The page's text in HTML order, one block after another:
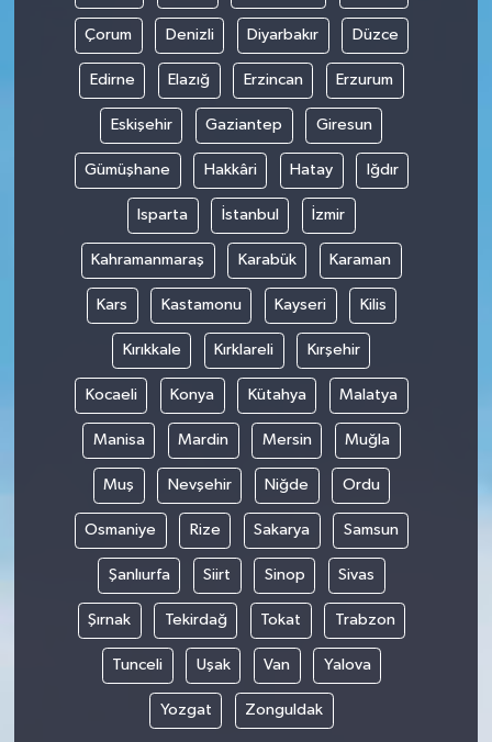
Çorum Denizli Diyarbakır Düzce
Edirne Elazığ Erzincan Erzurum
Eskişehir Gaziantep Giresun
Gümüşhane Hakkâri Hatay Iğdır
Isparta İstanbul İzmir
Kahramanmaraş Karabük Karaman
Kars Kastamonu Kayseri Kilis
Kırıkkale Kırklareli Kırşehir
Kocaeli Konya Kütahya Malatya
Manisa Mardin Mersin Muğla
Muş Nevşehir Niğde Ordu
Osmaniye Rize Sakarya Samsun
Şanlıurfa Siirt Sinop Sivas
Şırnak Tekirdağ Tokat Trabzon
Tunceli Uşak Van Yalova
Yozgat Zonguldak